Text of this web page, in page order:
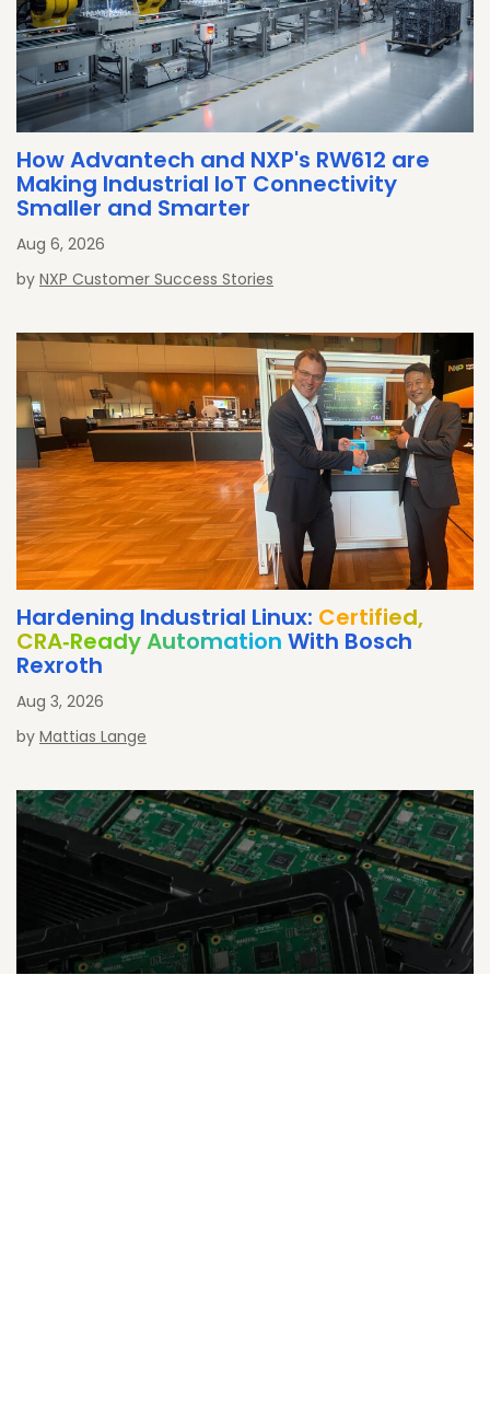
How Advantech and NXP's RW612 are
Making Industrial IoT Connectivity
Smaller and Smarter
Aug 6, 2026
by NXP Customer Success Stories
Hardening Industrial Linux: Certified,
CRA‐Ready Automation With Bosch
Rexroth
Aug 3, 2026
by Mattias Lange